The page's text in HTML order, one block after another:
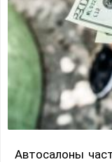
Автосалоны